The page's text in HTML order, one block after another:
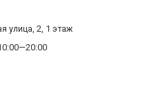
улица, 2, 1 этаж